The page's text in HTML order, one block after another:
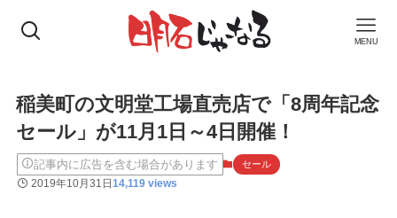
MENU
稲美町の文明堂工場直売店で「8周年記念
セール」が11月1日～4日開催！
記事内に広告を含む場合があります セール
2019年10月31日14,119 views